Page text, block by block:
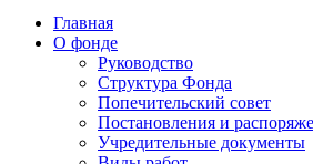
Главная
О фонде
Руководство
Структура Фонда
Попечительский совет
Постановления и
Учредительные документы